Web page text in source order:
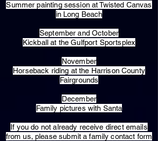
Summer painting session at Twisted Canvas
in Long Beach
September and October
Kickball at the Gulfport Sportsplex
November
Horseback riding at the Harrison County
Fairgrounds
December
Family pictures with Santa
​If you do not already receive direct emails
from us, please submit a family contact form